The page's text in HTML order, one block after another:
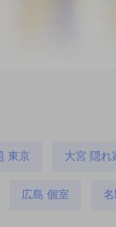
東京 大宮 隠れ
広島 個室